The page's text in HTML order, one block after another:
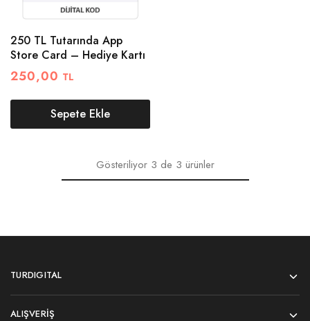
250 TL Tutarında App
Store Card – Hediye Kartı
250,00 TL
Sepete Ekle
Gösteriliyor3 de 3 ürünler
TURDIGITAL
ALIŞVERIŞ